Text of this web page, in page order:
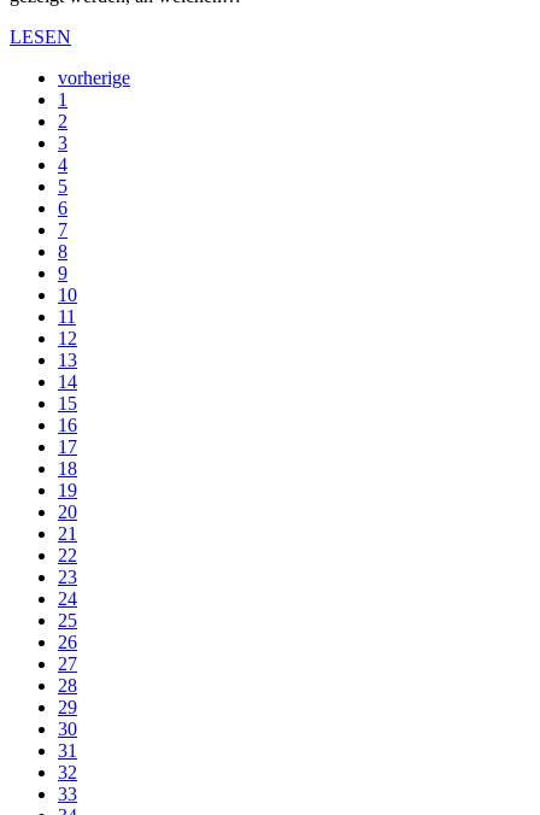
LESEN
vorherige
1
2
3
4
5
6
7
8
9
10
11
12
13
14
15
16
17
18
19
20
21
22
23
24
25
26
27
28
29
30
31
32
33